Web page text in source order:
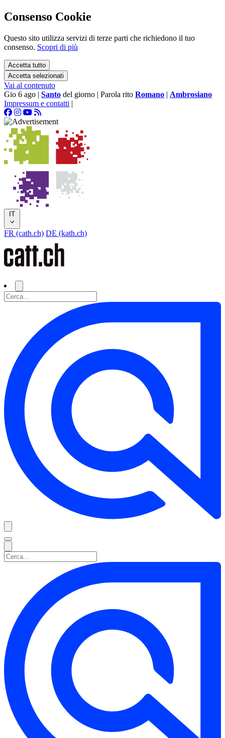
Consenso Cookie
Questo sito utilizza servizi di terze parti che richiedono il tuo
consenso. Scopri di più
Accetta tutto
Accetta selezionati
Vai al contenuto
Gio 6 ago | Santo del giorno | Parola rito Romano | Ambrosiano
Impressum e contatti |
IT
FR (cath.ch) DE (kath.ch)